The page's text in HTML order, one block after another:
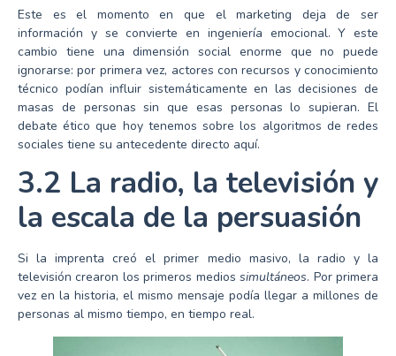
Este es el momento en que el marketing deja de ser
información y se convierte en ingeniería emocional. Y este
cambio tiene una dimensión social enorme que no puede
ignorarse: por primera vez, actores con recursos y conocimiento
técnico podían influir sistemáticamente en las decisiones de
masas de personas sin que esas personas lo supieran. El
debate ético que hoy tenemos sobre los algoritmos de redes
sociales tiene su antecedente directo aquí.
3.2 La radio, la televisión y
la escala de la persuasión
Si la imprenta creó el primer medio masivo, la radio y la
televisión crearon los primeros mediossimultáneos. Por primera
vez en la historia, el mismo mensaje podía llegar a millones de
personas al mismo tiempo, en tiempo real.